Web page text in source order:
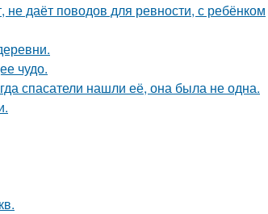
даёт поводов для ревности, с ребёнком
чудо.
спасатели нашли её, она была не одна.